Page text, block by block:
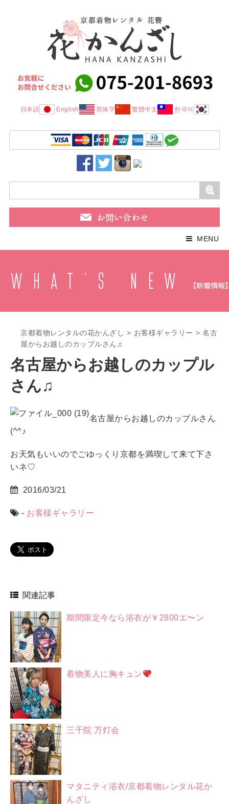
日本語 English 简体字 繁體中文 한국어
MENU
京都着物レンタルの花かんざし > お客様ギャラリー > 名古
屋からお越しのカップルさん♫
名古屋からお越しのカップル
さん♫
名古屋からお越しのカップルさん
(^^♪
お天気もいいのでごゆっくり京都を満喫して来て下さ
いネ♡
2016/03/21
- お客様ギャラリー
関連記事
期間限定今なら浴衣が￥2800エ〜ン
着物美人に胸キュン
三千院 万灯会
マタニティ浴衣/京都着物レンタル花か
んざし